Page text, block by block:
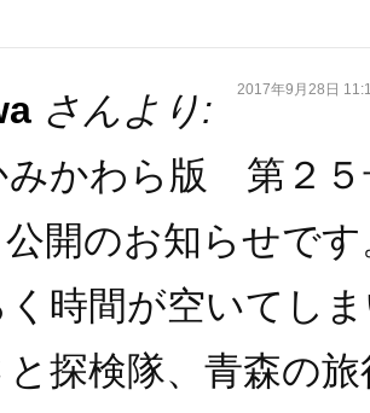
さんより: 2017年9月28日
みかわら版 第２５
公開のお知らせです
く時間が空いてし
探検隊、青森の